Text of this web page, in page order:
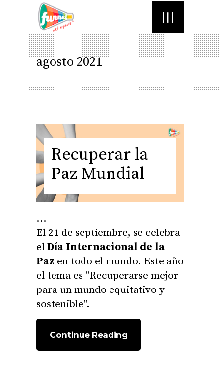
agosto 2021
Recuperar la
Paz Mundial
El 21 de septiembre, se celebra
elDía Internacional de la
Paz en todo el mundo. Este año
el tema es "Recuperarse mejor
para un mundo equitativo y
sostenible".
Continue Reading